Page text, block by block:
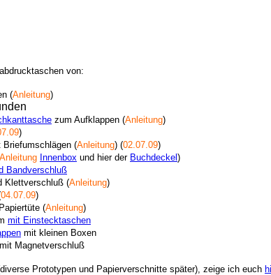
von:
(Anleitung)
zum Aufklappen (Anleitung)
)
(Anleitung) (02.07.09)
Anleitung Innenbox und hier der Buchdeckel)
Bandverschluß
Klettverschluß (Anleitung)
04.07.09)
(Anleitung)
mit Einstecktaschen
mit kleinen Boxen
mit Magnetverschluß
Prototypen und Papierverschnitte später), zeige ich euch